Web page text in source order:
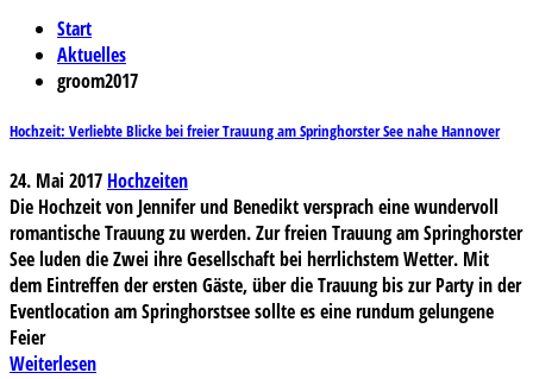
Start
Aktuelles
groom2017
Hochzeit: Verliebte Blicke bei freier Trauung am Springhorster See nahe Hannover
24. Mai 2017 Hochzeiten
Die Hochzeit von Jennifer und Benedikt versprach eine wundervoll
romantische Trauung zu werden. Zur freien Trauung am Springhorster
See luden die Zwei ihre Gesellschaft bei herrlichstem Wetter. Mit
dem Eintreffen der ersten Gäste, über die Trauung bis zur Party in der
Eventlocation am Springhorstsee sollte es eine rundum gelungene
Feier
Weiterlesen